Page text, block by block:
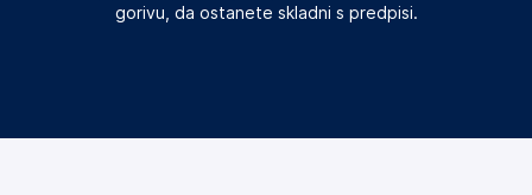
gorivu, da ostanete skladni s predpisi.